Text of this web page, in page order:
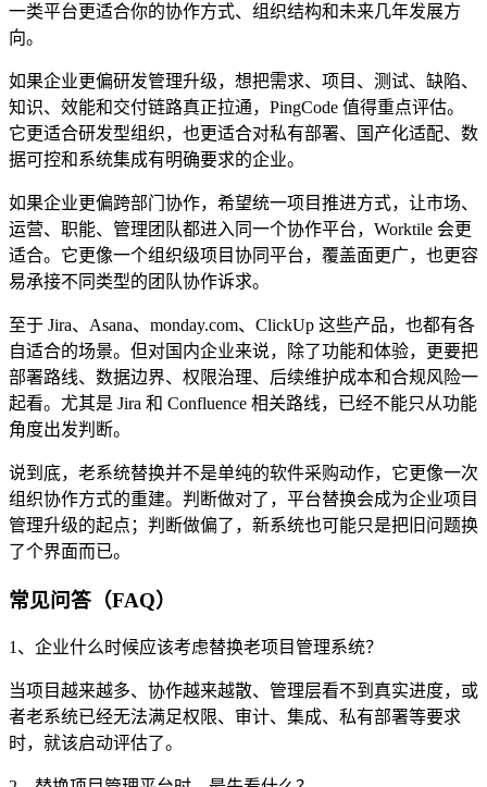
一类平台更适合你的协作方式、组织结构和未来几年发展方
向。
如果企业更偏研发管理升级，想把需求、项目、测试、缺陷、
知识、效能和交付链路真正拉通，PingCode 值得重点评估。
它更适合研发型组织，也更适合对私有部署、国产化适配、数
据可控和系统集成有明确要求的企业。
如果企业更偏跨部门协作，希望统一项目推进方式，让市场、
运营、职能、管理团队都进入同一个协作平台，Worktile 会更
适合。它更像一个组织级项目协同平台，覆盖面更广，也更容
易承接不同类型的团队协作诉求。
至于 Jira、Asana、monday.com、ClickUp 这些产品，也都有各
自适合的场景。但对国内企业来说，除了功能和体验，更要把
部署路线、数据边界、权限治理、后续维护成本和合规风险一
起看。尤其是 Jira 和 Confluence 相关路线，已经不能只从功能
角度出发判断。
说到底，老系统替换并不是单纯的软件采购动作，它更像一次
组织协作方式的重建。判断做对了，平台替换会成为企业项目
管理升级的起点；判断做偏了，新系统也可能只是把旧问题换
了个界面而已。
常见问答（FAQ）
1、企业什么时候应该考虑替换老项目管理系统？
当项目越来越多、协作越来越散、管理层看不到真实进度，或
者老系统已经无法满足权限、审计、集成、私有部署等要求
时，就该启动评估了。